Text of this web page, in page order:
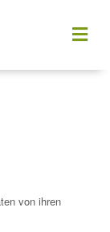
von ihren